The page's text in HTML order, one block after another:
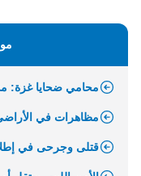
محامي ضحايا غزة:
مظاهرات في
قتلى وجرحى في إطلاق